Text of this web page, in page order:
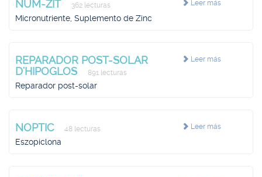
Leer más
NUM-ZIT 362 lecturas
Micronutriente, Suplemento de Zinc
Leer más
REPARADOR POST-SOLAR
D'HIPOGLOS
891 lecturas
Reparador post-solar
Leer más
NOPTIC 48 lecturas
Eszopiclona